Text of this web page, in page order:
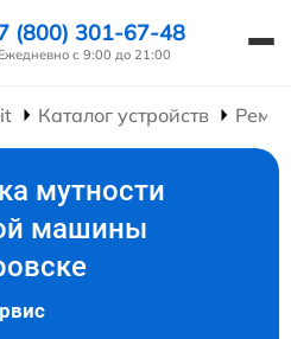
(800) 301-67-48
Ежедневно с 9:00 до 21:00
Каталог устройств
мутности
машины